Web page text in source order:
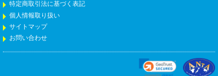
特定商取引法に基づく表記
個人情報取り扱い
サイトマップ
お問い合わせ